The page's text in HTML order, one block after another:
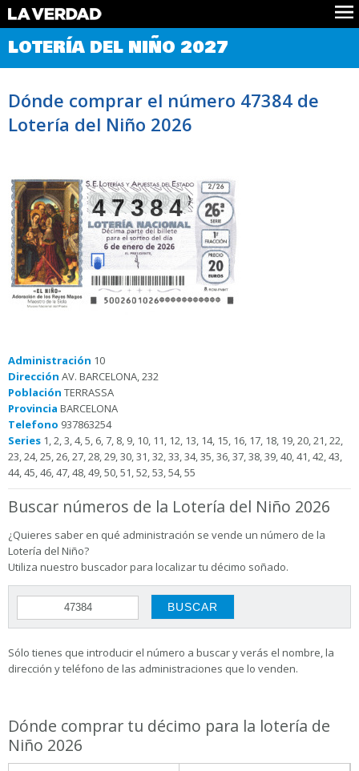
Comprobar Loteria del Niño
Premios
Noticias
Datos
LOTERÍA DEL NIÑO 2027
Dónde comprar el número 47384 de
Lotería del Niño 2026
47384
Administración 10
Dirección AV. BARCELONA, 232
Población TERRASSA
Provincia BARCELONA
Telefono 937863254
Series 1, 2, 3, 4, 5, 6, 7, 8, 9, 10, 11, 12, 13, 14, 15, 16, 17, 18, 19, 20, 21, 22,
23, 24, 25, 26, 27, 28, 29, 30, 31, 32, 33, 34, 35, 36, 37, 38, 39, 40, 41, 42, 43,
44, 45, 46, 47, 48, 49, 50, 51, 52, 53, 54, 55
Buscar números de la Lotería del Niño 2026
¿Quieres saber en qué administración se vende un número de la
Lotería del Niño?
Utiliza nuestro buscador para localizar tu décimo soñado.
Sólo tienes que introducir el número a buscar y verás el nombre, la
dirección y teléfono de las administraciones que lo venden.
Dónde comprar tu décimo para la lotería de
Niño 2026